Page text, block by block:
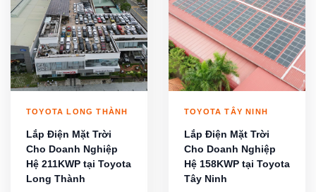
TOYOTA LONG THÀNH
Lắp Điện Mặt Trời
Cho Doanh Nghiệp
Hệ 211KWP tại Toyota
Long Thành
TOYOTA TÂY NINH
Lắp Điện Mặt Trời
Cho Doanh Nghiệp
Hệ 158KWP tại Toyota
Tây Ninh